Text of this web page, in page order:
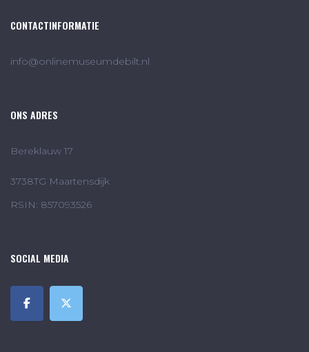
CONTACTINFORMATIE
info@onlinemuseumdebilt.nl
ONS ADRES
Bereklauw 17
3738TG Maartensdijk
RSIN: 857093526
SOCIAL MEDIA